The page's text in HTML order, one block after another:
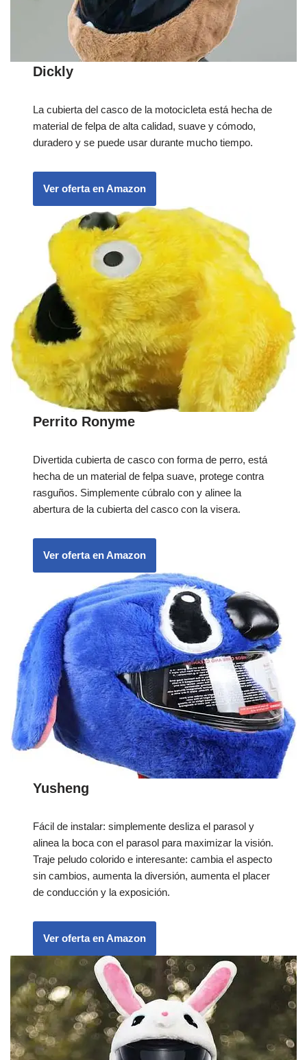
Dickly
La cubierta del casco de la motocicleta está hecha de
material de felpa de alta calidad, suave y cómodo,
duradero y se puede usar durante mucho tiempo.
Ver oferta en Amazon
Perrito Ronyme
Divertida cubierta de casco con forma de perro, está
hecha de un material de felpa suave, protege contra
rasguños. Simplemente cúbralo con y alinee la
abertura de la cubierta del casco con la visera.
Ver oferta en Amazon
Yusheng
Fácil de instalar: simplemente desliza el parasol y
alinea la boca con el parasol para maximizar la visión.
Traje peludo colorido e interesante: cambia el aspecto
sin cambios, aumenta la diversión, aumenta el placer
de conducción y la exposición.
Ver oferta en Amazon